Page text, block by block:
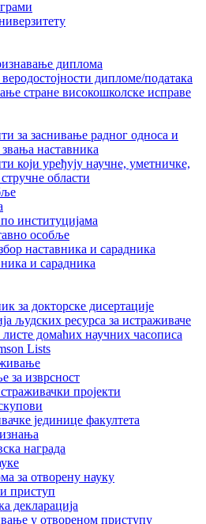
диплома
дипломе/података
стране високошколске исправе
за заснивање радног односа и
наставника
који уређују научне, уметничке,
области
институцијама
особље
наставника и сарадника
и сарадника
за докторске дисертације
људских ресурса за истраживаче
листе домаћих научних часописа
Lists
за изврсност
пројекти
јединице факултета
награда
за отворену науку
приступ
декларација
у отвореном приступу